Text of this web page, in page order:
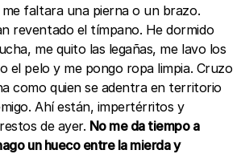
faltara una pierna o un brazo.
reventado el tímpano. He dormido
me quito las legañas, me lavo los
el pelo y me pongo ropa limpia. Cruzo
como quien se adentra en territorio
Ahí están, impertérritos y
de ayer. No me da tiempo a
un hueco entre la mierda y